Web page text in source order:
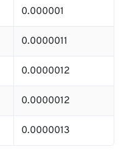
0.000001
0.0000011
0.0000012
0.0000012
0.0000013